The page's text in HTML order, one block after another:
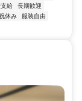
給
長期歓迎
休み
服装自由